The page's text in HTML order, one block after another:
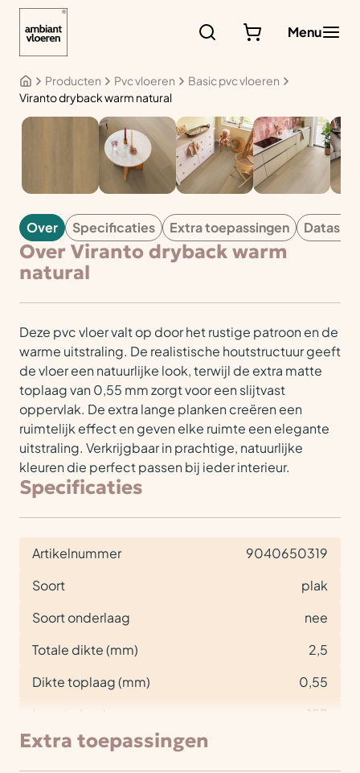
Menu
Producten Pvc vloeren
Basic pvc vloeren
Viranto dryback warm natural
Over Specificaties Extra toepassingen
Over Viranto dryback warm
natural
Deze pvc vloer valt op door het rustige patroon en de
warme uitstraling. De realistische houtstructuur geeft
de vloer een natuurlijke look, terwijl de extra matte
toplaag van 0,55 mm zorgt voor een slijtvast
oppervlak. De extra lange planken creëren een
ruimtelijk effect en geven elke ruimte een elegante
uitstraling. Verkrijgbaar in prachtige, natuurlijke
kleuren die perfect passen bij ieder interieur.
Specificaties
Artikelnummer
9040650319
Soort
plak
Soort onderlaag
nee
Totale dikte (mm)
2,5
Dikte toplaag (mm)
0,55
Lengte (cm)
153
Extra toepassingen